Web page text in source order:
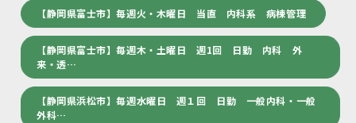
【静岡県富士市】毎週火・木曜日 当直 内科系 病棟管理
【静岡県富士市】毎週木・土曜日 週1回 日勤 内科 外
来・透…
【静岡県浜松市】毎週水曜日 週１回 日勤 一般内科・一般
外科…